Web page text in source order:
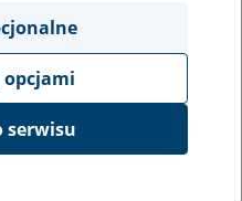
Spółdzielnia Mieszkaniowa Nadzieja
opcjami
serwisu